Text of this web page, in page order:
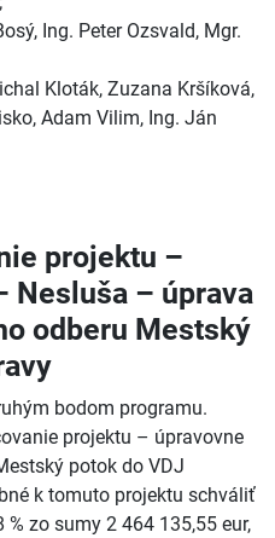
Ing. Peter Ozsvald, Mgr.
Kloták, Zuzana Kršíková,
Adam Vilim, Ing. Ján
projektu –
Nesluša – úprava
odberu Mestský
bodom programu.
projektu – úpravovne
potok do VDJ
k tomuto projektu schváliť
zo sumy 2 464 135,55 eur,